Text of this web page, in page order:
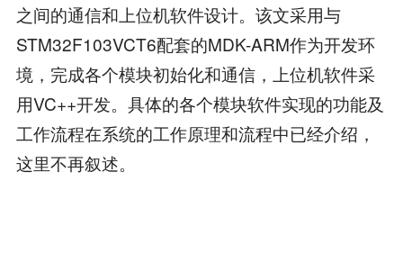
之间的通信和上位机软件设计。该文采用与
STM32F103VCT6配套的MDK-ARM作为开发环
境，完成各个模块初始化和通信，上位机软件采
用VC++开发。具体的各个模块软件实现的功能及
工作流程在系统的工作原理和流程中已经介绍，
这里不再叙述。